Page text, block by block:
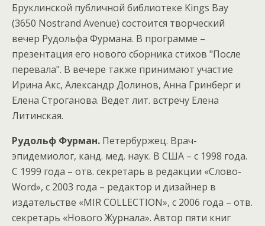
Бруклинской публичной библиотеке Kings Bay
(3650 Nostrand Avenue) состоится творческий
вечер Рудольфа Фурмана. В программе –
презентация его нового сборника стихов "После
перевала". В вечере также принимают участие
Ирина Акс, Александр Долинов, Анна Гринберг и
Елена Строганова. Ведет лит. встречу Елена
Литинская.
Рудольф Фурман. Петербуржец. Врач-
эпидемиолог, канд. мед. наук. В США – с 1998 года.
С 1999 года – отв. секретарь в редакции «Слово-
Word», с 2003 года – редактор и дизайнер в
издательстве «MIR COLLECTION», с 2006 года – отв.
секретарь «Нового Журнала». Автор пяти книг